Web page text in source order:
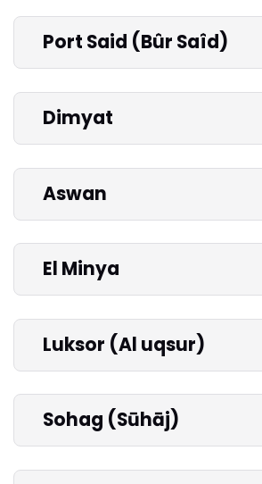
Port Said (Bûr Saîd)
Dimyat
Aswan
El Minya
Luksor (Al uqsur)
Sohag (Sūhāj)